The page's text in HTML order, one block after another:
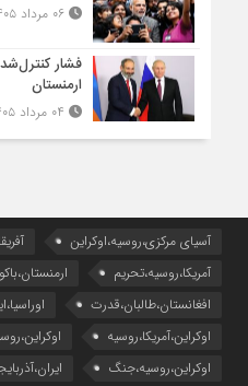
۰۶ مرداد ۱۴۰۵ - ۱۲:۴۲
فشار
ارمنستان
آسیای مرکزی،روسیه،اوکراین
آمریکا،روسیه،تحریم
افغانستان،طالبان،قدرت
اوکراین،آمریکا،روسیه
اوکراین،روسیه،جنگ